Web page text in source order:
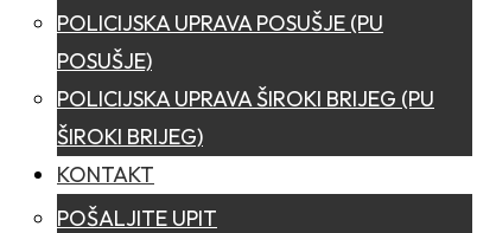
POLICIJSKA UPRAVA POSUŠJE (PU
POSUŠJE)
POLICIJSKA UPRAVA ŠIROKI BRIJEG (PU
ŠIROKI BRIJEG)
KONTAKT
POŠALJITE UPIT